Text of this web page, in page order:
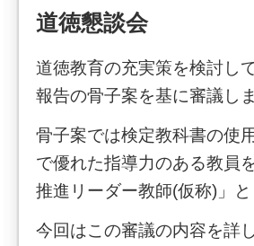
道徳懇談会
道徳教育の充実策を検討し
報告の骨子案を基に審議し
骨子案では検定教科書の使
で優れた指導力のある教員
推進リーダー教師(仮称)」
今回はこの審議の内容を詳